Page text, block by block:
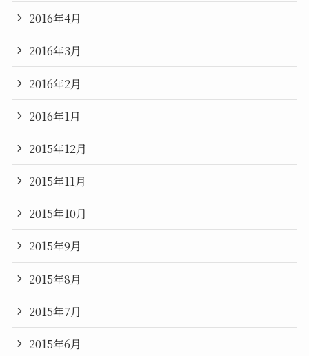
2016年4月
2016年3月
2016年2月
2016年1月
2015年12月
2015年11月
2015年10月
2015年9月
2015年8月
2015年7月
2015年6月